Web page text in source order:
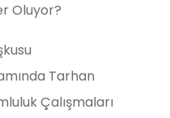
Oluyor?
Tarhan
Çalışmaları